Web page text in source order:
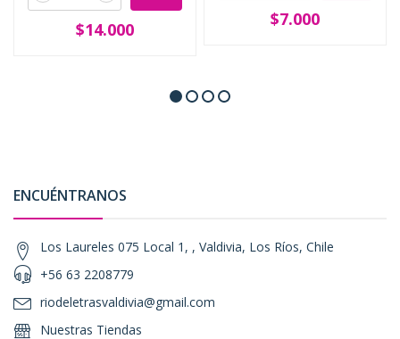
$14.000 $7.000
ENCUÉNTRANOS
Los Laureles 075 Local 1, , Valdivia, Los Ríos, Chile
+56 63 2208779
riodeletrasvaldivia@gmail.com
Nuestras Tiendas